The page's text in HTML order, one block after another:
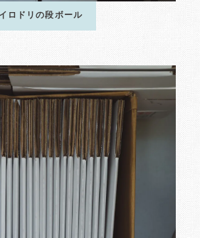
イロドリの段ボール